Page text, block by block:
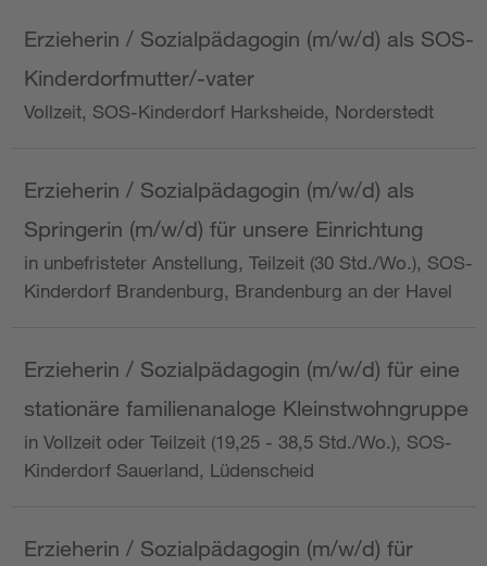
Erzieherin / Sozialpädagogin (m/w/d) als SOS-
Kinderdorfmutter/-vater
Vollzeit, SOS-Kinderdorf Harksheide, Norderstedt
Erzieherin / Sozialpädagogin (m/w/d) als
Springerin (m/w/d) für unsere Einrichtung
in unbefristeter Anstellung, Teilzeit (30 Std./Wo.), SOS-
Kinderdorf Brandenburg, Brandenburg an der Havel
Erzieherin / Sozialpädagogin (m/w/d) für eine
stationäre familienanaloge Kleinstwohngruppe
in Vollzeit oder Teilzeit (19,25 - 38,5 Std./Wo.), SOS-
Kinderdorf Sauerland, Lüdenscheid
Erzieherin / Sozialpädagogin (m/w/d) für